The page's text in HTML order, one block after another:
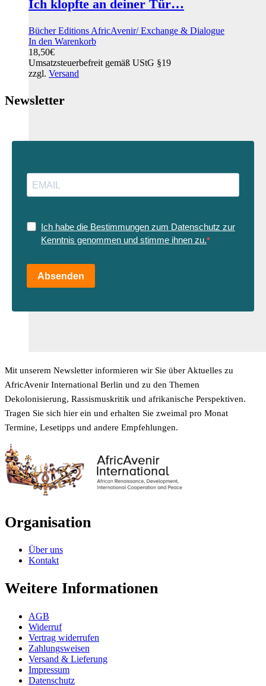
Ich klopfte an deiner Tür…
Bücher Editions AfricAvenir/ Exchange & Dialogue
In den Warenkorb
18,50€
Umsatzsteuerbefreit gemäß UStG §19
zzgl. Versand
Newsletter
Ich habe die Bestimmungen zum Datenschutz zur
Kenntnis genommen und stimme ihnen zu.
Absenden
Mit unserem Newsletter informieren wir Sie über Aktuelles zu
AfricAvenir International Berlin und zu den Themen
Dekolonisierung, Rassismuskritik und afrikanische Perspektiven.
Tragen Sie sich hier ein und erhalten Sie zweimal pro Monat
Termine, Lesetipps und andere Empfehlungen.
Organisation
Über uns
Kontakt
Weitere Informationen
AGB
Widerruf
Vertrag widerrufen
Zahlungsweisen
Versand & Lieferung
Impressum
Datenschutz